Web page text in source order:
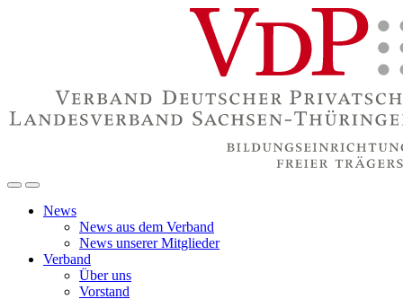
News
News aus dem Verband
News unserer Mitglieder
Verband
Über uns
Vorstand